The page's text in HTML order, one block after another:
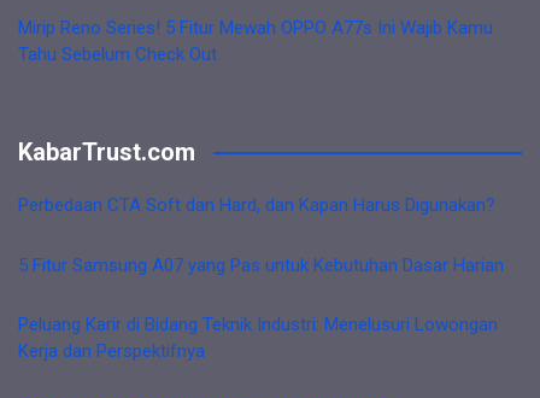
Mirip Reno Series! 5 Fitur Mewah OPPO A77s Ini Wajib Kamu
Tahu Sebelum Check Out
KabarTrust.com
Perbedaan CTA Soft dan Hard, dan Kapan Harus Digunakan?
5 Fitur Samsung A07 yang Pas untuk Kebutuhan Dasar Harian
Peluang Karir di Bidang Teknik Industri: Menelusuri Lowongan
Kerja dan Perspektifnya